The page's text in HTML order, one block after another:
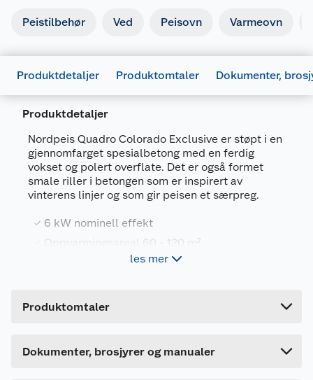
Peistilbehør Ved Peisovn Varmeovn
Produktdetaljer Produktomtaler Dokumenter,
Produktdetaljer
Nordpeis Quadro Colorado Exclusive er støpt i en
gjennomfarget spesialbetong med en ferdig
vokset og polert overflate. Det er også formet
smale riller i betongen som er inspirert av
vinterens linjer og som gir peisen et særpreg.
6 kW nominell effekt
Oppvarmingsareal 60 - 120 m²
Vedlengde 30 cm
vegg og også i hjørnet. Nordpeis Quadro Colorado
les mer
Produktomtaler
Dette produktet har ikke fått noen omtale ennå.
Dokumenter, brosjyrer og manualer
Produktdatablad
1008364_5900412181494_.pdf
Last ned / vis datablad
Generelt
Artikkelnummer
5900412181494
Leverandørens
artikkelnummer
3X0
Bruttovekt
Lengde